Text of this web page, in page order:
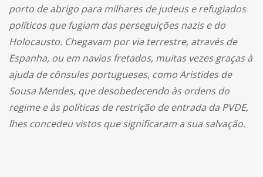
porto de abrigo para milhares de judeus e refugiados
políticos que fugiam das perseguições nazis e do
Holocausto. Chegavam por via terrestre, através de
Espanha, ou em navios fretados, muitas vezes graças à
ajuda de cônsules portugueses, como Aristides de
Sousa Mendes, que desobedecendo às ordens do
regime e às políticas de restrição de entrada da PVDE,
lhes concedeu vistos que significaram a sua salvação.